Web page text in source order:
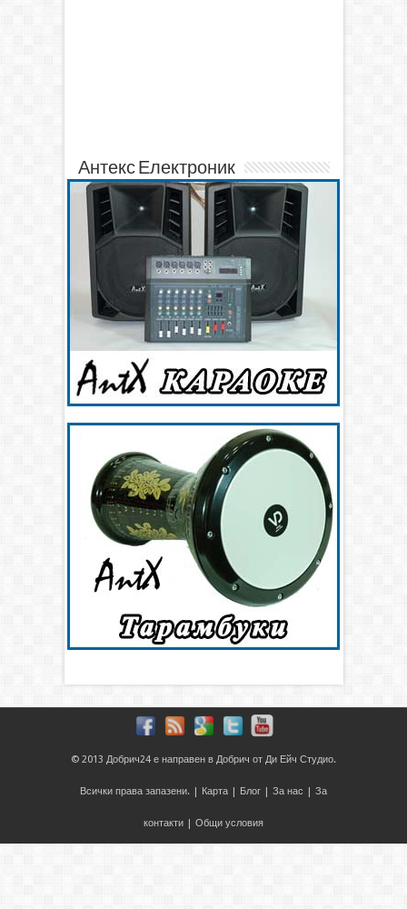
Антекс Електроник
© 2013 Добрич24 е направен в Добрич от Ди Ейч Студио.
Всички права запазени. | Карта | Блог | За нас | За
контакти | Общи условия